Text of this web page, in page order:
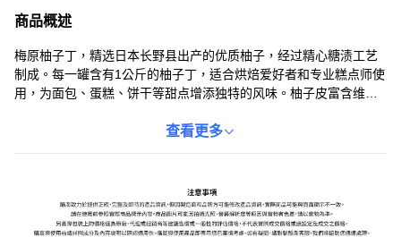
商品概述
梅原柚子丁，精选日本长野县出产的优质柚子，经过精心糖渍工艺
制成。每一罐含有1公斤的柚子丁，适合烘焙爱好者和专业糕点师使
用，为面包、蛋糕、饼干等甜点增添独特的风味。柚子皮富含维生
查看更多